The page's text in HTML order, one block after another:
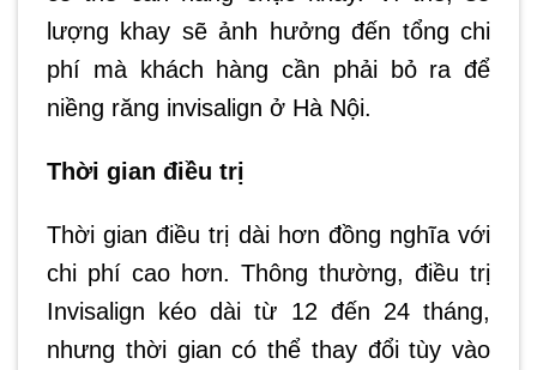
lượng khay sẽ ảnh hưởng đến tổng chi
phí mà khách hàng cần phải bỏ ra để
niềng răng invisalign ở Hà Nội.
Thời gian điều trị
Thời gian điều trị dài hơn đồng nghĩa với
chi phí cao hơn. Thông thường, điều trị
Invisalign kéo dài từ 12 đến 24 tháng,
nhưng thời gian có thể thay đổi tùy vào